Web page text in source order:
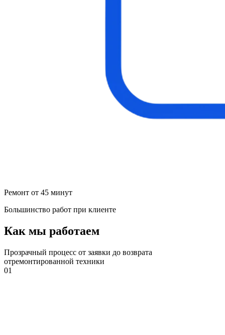
Ремонт от 45 минут
Большинство работ при клиенте
Как мы работаем
Прозрачный процесс от заявки до возврата
отремонтированной техники
01